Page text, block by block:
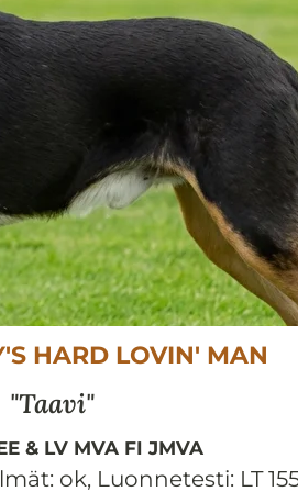
HARD LOVIN' MAN
Taavi
& LV MVA FI JMVA
ok, Luonnetesti: LT